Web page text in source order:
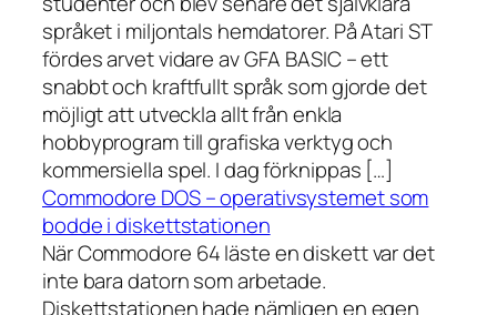
språket i miljontals hemdatorer. På Atari ST
fördes arvet vidare av GFA BASIC – ett
snabbt och kraftfullt språk som gjorde det
möjligt att utveckla allt från enkla
hobbyprogram till grafiska verktyg och
kommersiella spel. I dag förknippas […]
Commodore DOS – operativsystemet som
bodde i diskettstationen
När Commodore 64 läste en diskett var det
inte bara datorn som arbetade.
Diskettstationen hade nämligen en egen